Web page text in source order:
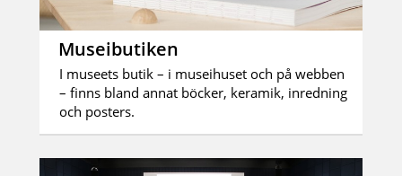
Museibutiken
I museets butik – i museihuset och på webben
– finns bland annat böcker, keramik, inredning
och posters.